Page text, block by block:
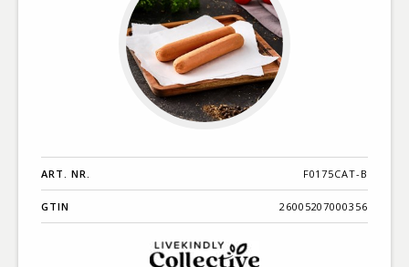
ART. NR. F0175CAT-B
GTIN 26005207000356